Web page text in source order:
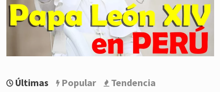
Últimas Popular Tendencia